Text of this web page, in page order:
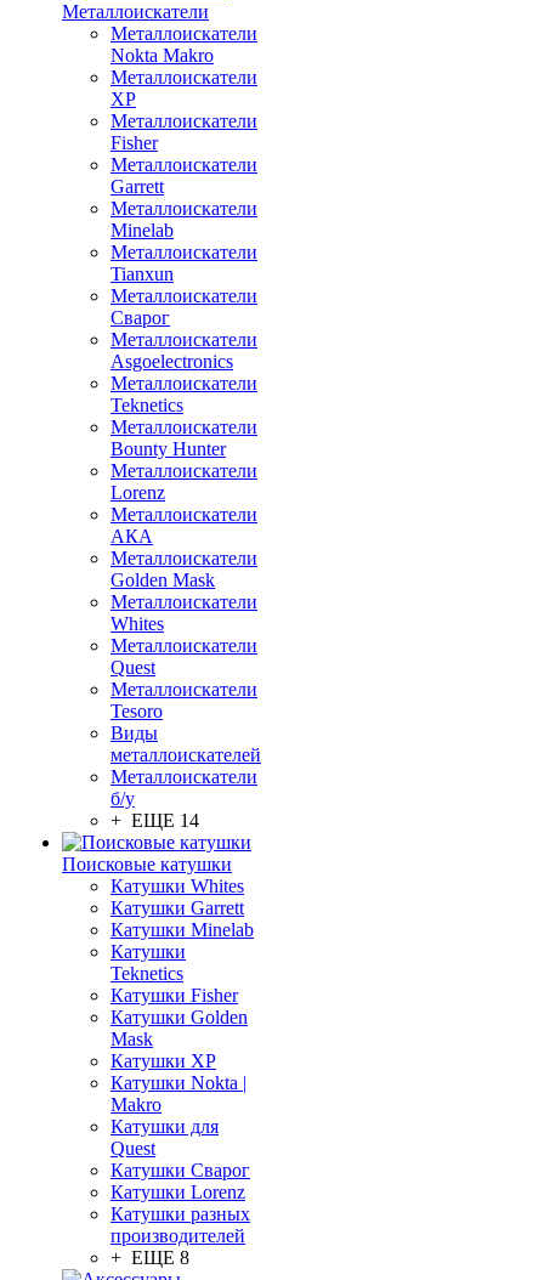
Металлоискатели
Металлоискатели
Nokta Makro
Металлоискатели
XP
Металлоискатели
Fisher
Металлоискатели
Garrett
Металлоискатели
Minelab
Металлоискатели
Tianxun
Металлоискатели
Сварог
Металлоискатели
Asgoelectronics
Металлоискатели
Teknetics
Металлоискатели
Bounty Hunter
Металлоискатели
Lorenz
Металлоискатели
АКА
Металлоискатели
Golden Mask
Металлоискатели
Whites
Металлоискатели
Quest
Металлоискатели
Tesoro
Виды
металлоискателей
Металлоискатели
б/у
+ ЕЩЕ 14
Поисковые катушки
Катушки Whites
Катушки Garrett
Катушки Minelab
Катушки
Teknetics
Катушки Fisher
Катушки Golden
Mask
Катушки XP
Катушки Nokta |
Makro
Катушки для
Quest
Катушки Сварог
Катушки Lorenz
Катушки разных
производителей
+ ЕЩЕ 8